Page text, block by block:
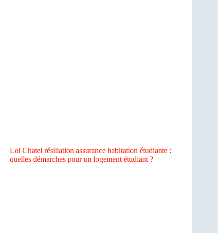
Loi Chatel résiliation assurance habitation étudiante :
quelles démarches pour un logement étudiant ?